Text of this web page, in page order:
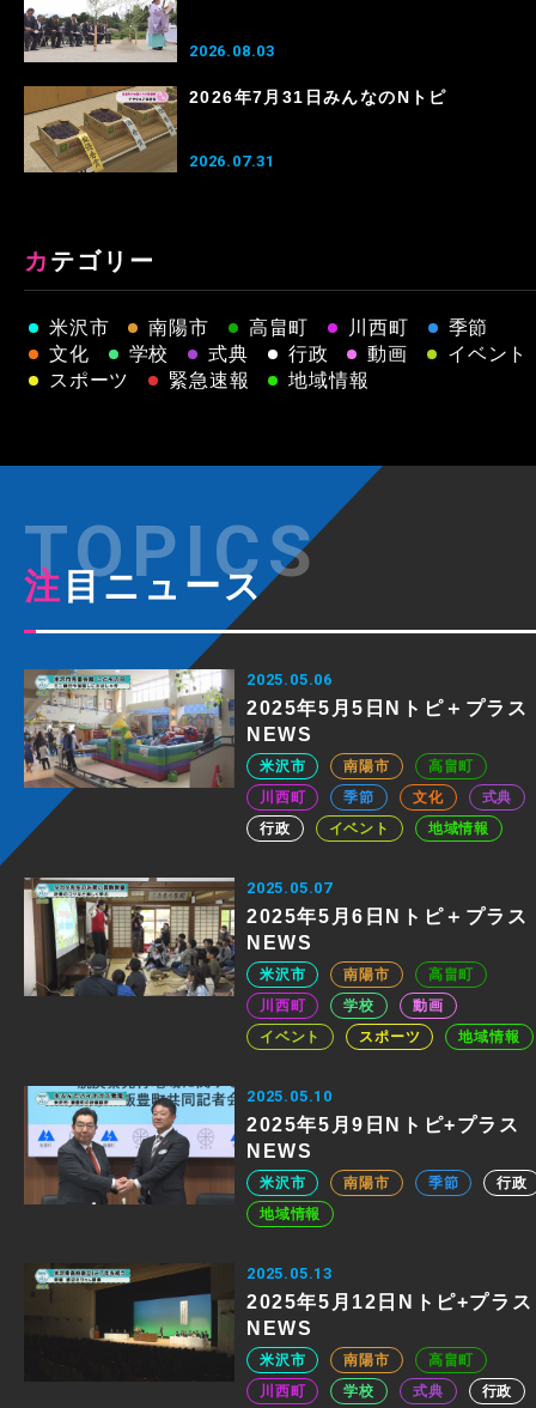
2026.08.03
2026年7月31日みんなのNトピ
2026.07.31
カテゴリー
米沢市 南陽市 高畠町 川西町
季節
文化
学校 式典 行政 動画
イベント
スポーツ
緊急速報 地域情報
注目ニュース
2025.05.06
2025年5月5日Nトピ＋プラス
NEWS
米沢市 南陽市
高畠町
川西町
季節 文化
式典
行政
イベント 地域情報
2025.05.07
2025年5月6日Nトピ＋プラス
NEWS
米沢市 南陽市
高畠町
川西町
学校
動画
イベント
スポーツ 地域情報
2025.05.10
2025年5月9日Nトピ+プラス
NEWS
米沢市 南陽市 季節
行政
地域情報
2025.05.13
2025年5月12日Nトピ+プラス
NEWS
米沢市 南陽市
高畠町
川西町
学校 式典 行政